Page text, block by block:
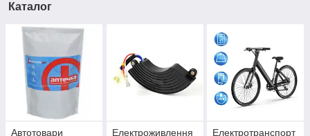
Каталог
Автотовари
Електроживлення
Електротранспорт